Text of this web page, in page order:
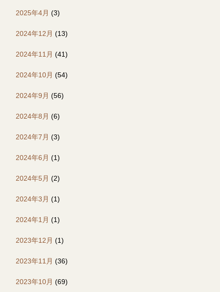
2025年4月 (3)
2024年12月 (13)
2024年11月 (41)
2024年10月 (54)
2024年9月 (56)
2024年8月 (6)
2024年7月 (3)
2024年6月 (1)
2024年5月 (2)
2024年3月 (1)
2024年1月 (1)
2023年12月 (1)
2023年11月 (36)
2023年10月 (69)